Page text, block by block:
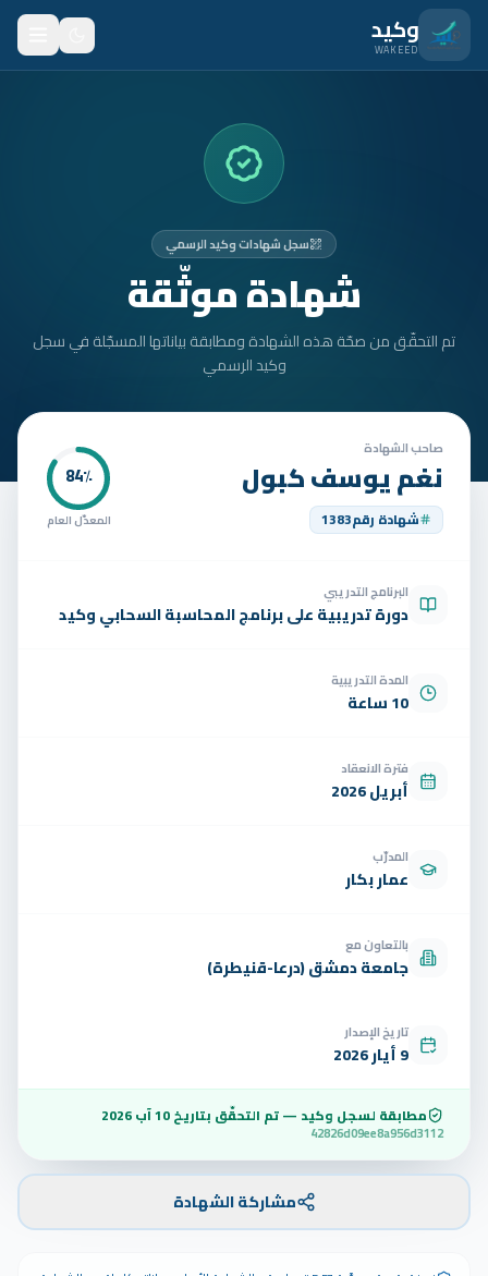
انتقل للمحتوى الرئيسي
وكيد
WAKEED
المتدربون
الأمان
تواصل
الوظائف
سجل شهادات وكيد الرسمي
شهادة موثّقة
تم التحقّق من صحّة هذه الشهادة ومطابقة بياناتها المسجّلة في سجل
وكيد الرسمي
صاحب الشهادة
نغم يوسف كبول
شهادة رقم1383
84٪
المعدّل العام
البرنامج التدريبي
دورة تدريبية على برنامج المحاسبة السحابي وكيد
المدة التدريبية
10 ساعة
فترة الانعقاد
أبريل 2026
المدرّب
عمار بكار
بالتعاون مع
جامعة دمشق (درعا-قنيطرة)
تاريخ الإصدار
9 أيار 2026
مطابقة لسجل وكيد — تم التحقّق بتاريخ10 آب 2026
42826d09ee8a956d3112
مشاركة الشهادة